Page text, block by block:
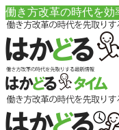
働き方改革の時代を効